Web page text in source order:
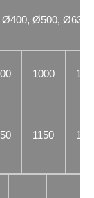
Ø500,
1000
1150